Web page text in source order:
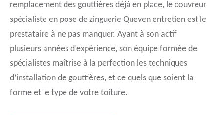
remplacement des gouttières déjà en place, le couvreur
spécialiste en pose de zinguerie Queven entretien est le
prestataire à ne pas manquer. Ayant à son actif
plusieurs années d’expérience, son équipe formée de
spécialistes maîtrise à la perfection les techniques
d’installation de gouttières, et ce quels que soient la
forme et le type de votre toiture.